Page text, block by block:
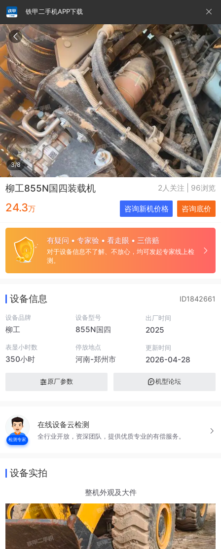
铁甲二手机APP下载
3/8
柳工855N国四装载机 2人关注 | 96浏览
24.3万 咨询新机价格 咨询底价
有疑问 • 专家验 • 看走眼 • 三倍赔
对于设备信息不了解、不放心，均可发起专家线上检
测。
请输入手机号
提
即
表
示
您
同
意
《隐
私
政
策》
设备信息 ID1842661
设备品牌
柳工
设备型号
855N国四
出厂时间
2025
表显小时数
350小时
停放地点
河南-郑州市
更新时间
2026-04-28
原厂参数 机型论坛
检测专家
在线设备云检测
全行业开放，资深团队，提供优质专业的有偿服务。
设备实拍
整机外观及大件
铁甲龙总部 4000099032 认证经纪人